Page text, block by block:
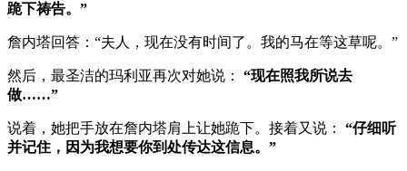
跪下祷告。”
詹内塔回答：“夫人，现在没有时间了。我的马在等这草呢。”
然后，最圣洁的玛利亚再次对她说：
“现在照我所说去
做……”
说着，她把手放在詹内塔肩上让她跪下。接着又说：
“仔细听
并记住，因为我想要你到处传达这信息。”